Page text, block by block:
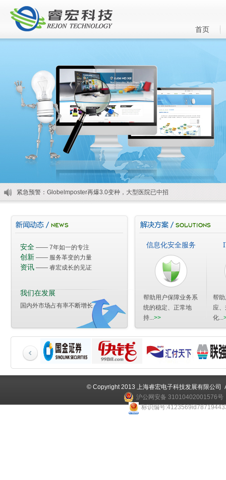
首页
访问控制成关键，盈高科技5招筑牢物联网安全防线
论一朵超融合企业级云的自我修养 !
永恒之蓝热度不减，深信服发现WmSrvMiner新型病毒
安全预警：GandCrab4.0勒索变种来袭
紧急预警：Globelmposter再爆3.0变种，大型医院已中招
论一朵超融合企业级云的自我修养 !
永恒之蓝热度不减，深信服发现WmSrvMiner新型病毒
安全预警：GandCrab4.0勒索变种来袭
紧急预警：Globelmposter再爆3.0变种，大型医院已中招
安全—— 7年如一的专注
创新—— 服务革变的力量
资讯—— 睿宏成长的见证
我们在发展
国内外市场占有率不断增长
信息化安全服务
帮助用户保障业务系
统的稳定、正常地
持...>>
帮
应
化...
© Copyright 2013 上海睿宏电子科技发展有限公
沪公网安备 31010402001576号
标识编号